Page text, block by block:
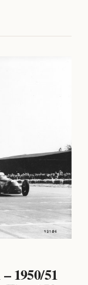
1950/51